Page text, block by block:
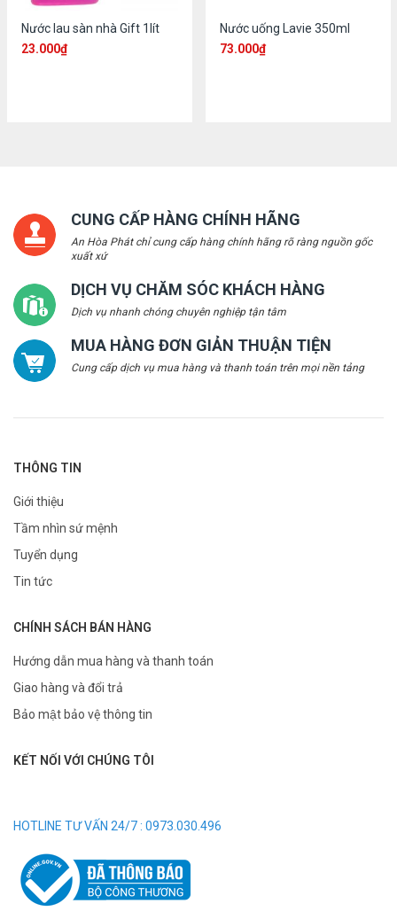
Nước lau sàn nhà Gift 1lít
23.000₫
Nước uống Lavie 350ml
73.000₫
CUNG CẤP HÀNG CHÍNH HÃNG
An Hòa Phát chỉ cung cấp hàng chính hãng rõ ràng nguồn gốc
xuất xứ
DỊCH VỤ CHĂM SÓC KHÁCH HÀNG
Dịch vụ nhanh chóng chuyên nghiệp tận tâm
MUA HÀNG ĐƠN GIẢN THUẬN TIỆN
Cung cấp dịch vụ mua hàng và thanh toán trên mọi nền tảng
THÔNG TIN
Giới thiệu
Tầm nhìn sứ mệnh
Tuyển dụng
Tin tức
CHÍNH SÁCH BÁN HÀNG
Hướng dẫn mua hàng và thanh toán
Giao hàng và đổi trả
Bảo mật bảo vệ thông tin
KẾT NỐI VỚI CHÚNG TÔI
HOTLINE TƯ VẤN 24/7 : 0973.030.496